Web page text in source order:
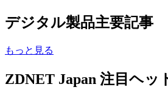
デジタル製品主要記事
もっと見る
ZDNET Japan 注目ヘッ